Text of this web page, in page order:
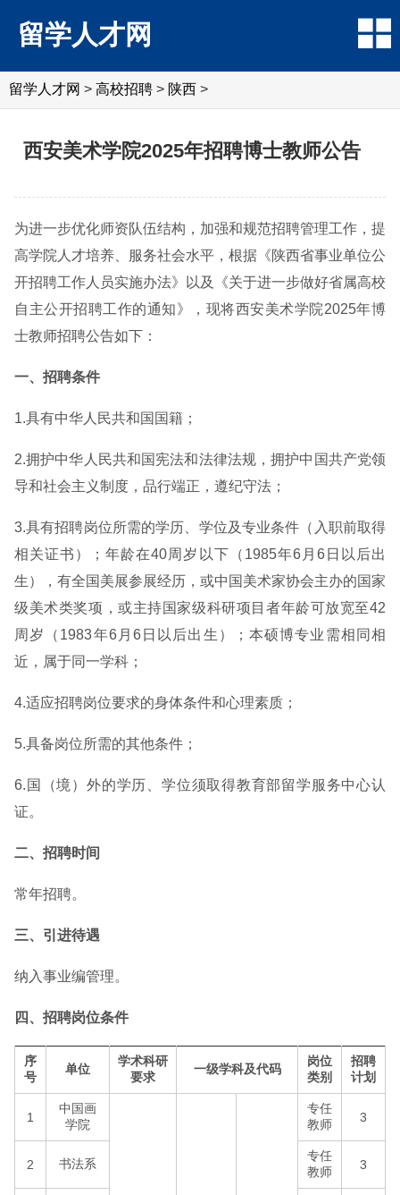
留学人才网
留学人才网 > 高校招聘 > 陕西 >
西安美术学院2025年招聘博士教师公告
为进一步优化师资队伍结构，加强和规范招聘管理工作，提
高学院人才培养、服务社会水平，根据《陕西省事业单位公
开招聘工作人员实施办法》以及《关于进一步做好省属高校
自主公开招聘工作的通知》，现将西安美术学院2025年博
士教师招聘公告如下：
一、招聘条件
1.具有中华人民共和国国籍；
2.拥护中华人民共和国宪法和法律法规，拥护中国共产党领
导和社会主义制度，品行端正，遵纪守法；
3.具有招聘岗位所需的学历、学位及专业条件（入职前取得
相关证书）；年龄在40周岁以下（1985年6月6日以后出
生），有全国美展参展经历，或中国美术家协会主办的国家
级美术类奖项，或主持国家级科研项目者年龄可放宽至42
周岁（1983年6月6日以后出生）；本硕博专业需相同相
近，属于同一学科；
4.适应招聘岗位要求的身体条件和心理素质；
5.具备岗位所需的其他条件；
6.国（境）外的学历、学位须取得教育部留学服务中心认
证。
二、招聘时间
常年招聘。
三、引进待遇
纳入事业编管理。
四、招聘岗位条件
序
号
单位
学术科研
要求
一级学科及代码
岗位
类别
招聘
计划
1
中国画
学院
专任
教师
3
2 书法系
专任
教师
3